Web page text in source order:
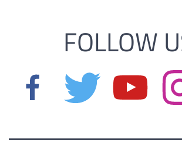
FOLLOW